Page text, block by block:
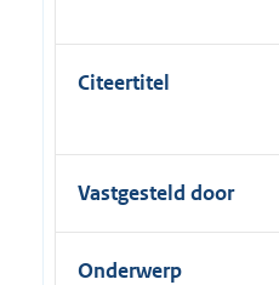
Citeertitel
Vastgesteld door
Onderwerp